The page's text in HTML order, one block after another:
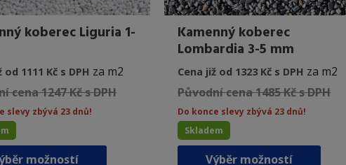
koberec Liguria 1-
od 1111 Kč s DPH za m2
cena 1247 Kč s DPH
slevy zbývá 23 dnů!
možností
Tento
Kamenný koberec
Lombardia 3-5 mm
Cena již od 1323 Kč s DPH za m2
Původní cena 1485 Kč s DPH
Do konce slevy zbývá 23 dnů!
Skladem
Výběr možností
Tento